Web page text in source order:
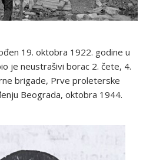
19. oktobra 1922. godine u
je neustrašivi borac 2. čete, 4.
brigade, Prve proleterske
Beograda, oktobra 1944.